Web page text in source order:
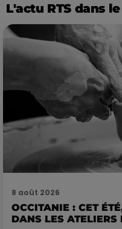
L'actu RTS dans
8 août 2026
OCCITANIE : CET
DANS LES ATELIERS